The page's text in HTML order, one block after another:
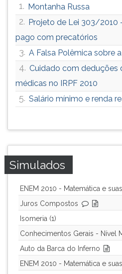
1. Montanha Russa
2. Projeto de Lei 303/2010
pago com precatórios
3. A Falsa Polêmica sobre
4. Cuidado com deduções
médicas no IRPF 2010
5. Salário mínimo e renda
Simulados
ENEM 2010 - Matemática e suas
Juros Compostos
Isomeria (1)
Conhecimentos Gerais - Nível
Auto da Barca do Inferno
ENEM 2010 - Matemática e suas